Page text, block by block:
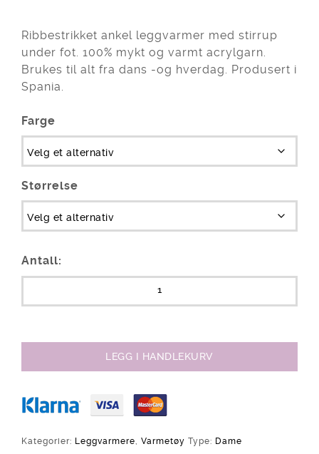
Ribbestrikket ankel leggvarmer med stirrup
under fot. 100% mykt og varmt acrylgarn.
Brukes til alt fra dans -og hverdag. Produsert i
Spania.
Farge
Størrelse
Antall:
LEGG I HANDLEKURV
Kategorier: Leggvarmere, Varmetøy Type: Dame